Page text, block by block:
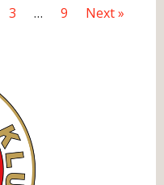
3 … 9 Next »